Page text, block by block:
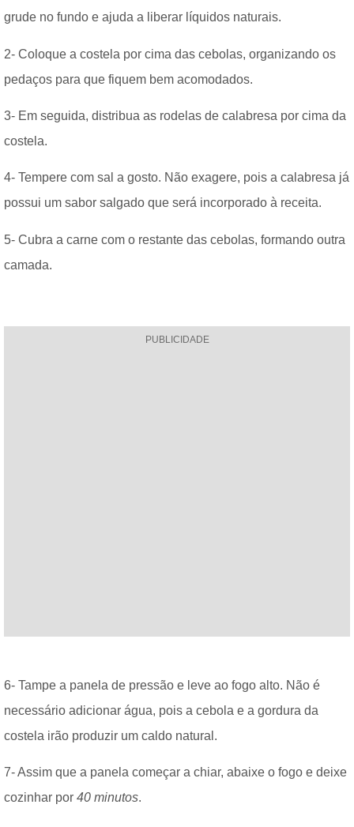
grude no fundo e ajuda a liberar líquidos naturais.
2- Coloque a costela por cima das cebolas, organizando os
pedaços para que fiquem bem acomodados.
3- Em seguida, distribua as rodelas de calabresa por cima da
costela.
4- Tempere com sal a gosto. Não exagere, pois a calabresa já
possui um sabor salgado que será incorporado à receita.
5- Cubra a carne com o restante das cebolas, formando outra
camada.
PUBLICIDADE
6- Tampe a panela de pressão e leve ao fogo alto. Não é
necessário adicionar água, pois a cebola e a gordura da
costela irão produzir um caldo natural.
7- Assim que a panela começar a chiar, abaixe o fogo e deixe
cozinhar por 40 minutos.